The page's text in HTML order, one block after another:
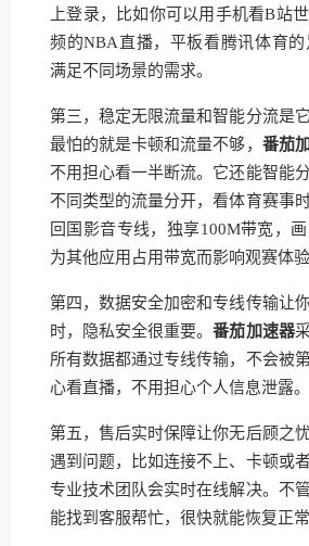
上登录，比如你可以用手机看B站
频的NBA直播，平板看腾讯体育的
满足不同场景的需求。
第三，稳定无限流量和智能分流是
最怕的就是卡顿和流量不够， 番茄
不用担心看一半断流。它还能智能
不同类型的流量分开，看体育赛事
回国影音专线，独享100M带宽，
为其他应用占用带宽而影响观赛体验
第四，数据安全加密和专线传输让
时，隐私安全很重要。番茄加速器
所有数据都通过专线传输，不会被
心看直播，不用担心个人信息泄露。
第五，售后实时保障让你无后顾之
遇到问题，比如连接不上、卡顿或
专业技术团队会实时在线解决。不
能找到客服帮忙，很快就能恢复正常